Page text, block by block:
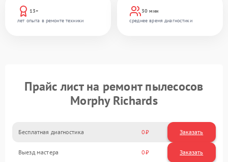
13+
лет опыта в ремонте техники
30 мин
среднее время диагностики
Прайс лист на ремонт пылесосов
Morphy Richards
Бесплатная диагностика 0 Заказать
Выезд мастера 0 Заказать